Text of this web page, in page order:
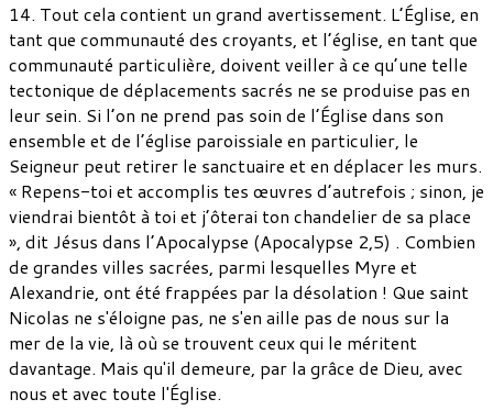
14. Tout cela contient un grand avertissement. L’Église, en
tant que communauté des croyants, et l’église, en tant que
communauté particulière, doivent veiller à ce qu’une telle
tectonique de déplacements sacrés ne se produise pas en
leur sein. Si l’on ne prend pas soin de l’Église dans son
ensemble et de l’église paroissiale en particulier, le
Seigneur peut retirer le sanctuaire et en déplacer les murs.
« Repens-toi et accomplis tes œuvres d’autrefois ; sinon, je
viendrai bientôt à toi et j’ôterai ton chandelier de sa place
», dit Jésus dans l’Apocalypse (Apocalypse 2,5) . Combien
de grandes villes sacrées, parmi lesquelles Myre et
Alexandrie, ont été frappées par la désolation ! Que saint
Nicolas ne s'éloigne pas, ne s'en aille pas de nous sur la
mer de la vie, là où se trouvent ceux qui le méritent
davantage. Mais qu'il demeure, par la grâce de Dieu, avec
nous et avec toute l'Église.